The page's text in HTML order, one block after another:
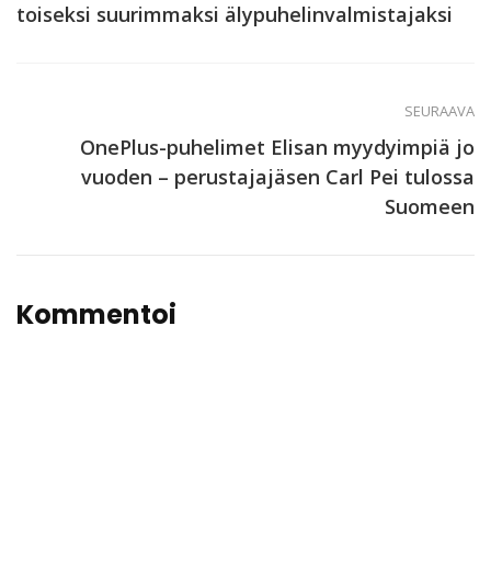
toiseksi suurimmaksi älypuhelinvalmistajaksi
SEURAAVA
OnePlus-puhelimet Elisan myydyimpiä jo
vuoden – perustajajäsen Carl Pei tulossa
Suomeen
Kommentoi